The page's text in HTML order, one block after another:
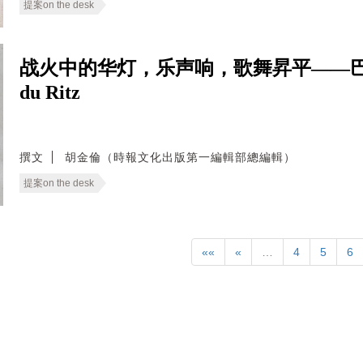
提案on the desk
战火中的华灯，乐声响，歌舞昇平——
du Ritz
撰文 胡金倫（時報文化出版第一編輯部總編輯）
提案on the desk
«« « … 4 5 6